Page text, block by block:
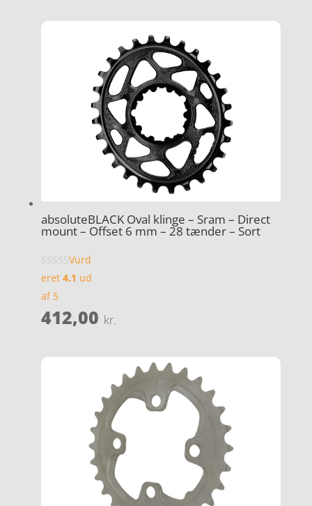
absoluteBLACK Oval klinge – Sram – Direct
mount – Offset 6 mm – 28 tænder – Sort
Vurd
eret 4.1 ud
af 5
412,00 kr.